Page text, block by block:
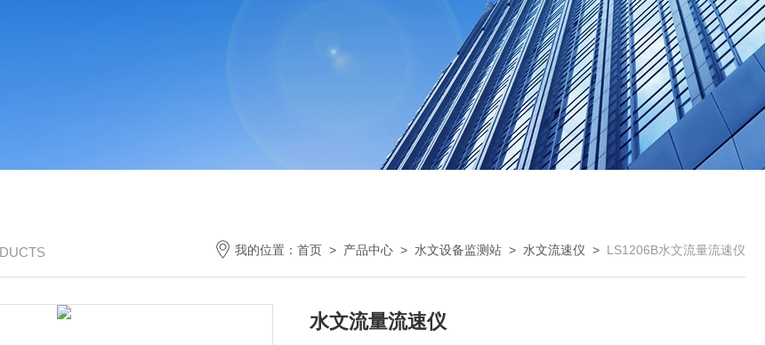
我的位置： 首页 > 产品中心 > 水文设备监测站 > 水文流速仪 > LS1206B水文流量流速仪
水文流量流速仪